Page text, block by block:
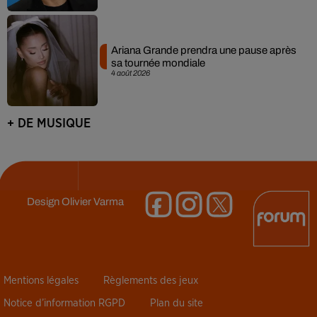
4 août 2026
Ariana Grande prendra une pause après
sa tournée mondiale
+ DE MUSIQUE
DesignOlivier Varma
Mentions légales Règlements des jeux
Notice d’information RGPD Plan du site